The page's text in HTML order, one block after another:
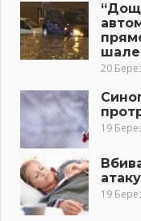
“Дощ
20
19
19